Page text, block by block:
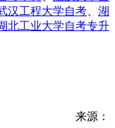
汉工程大学自考
湖
北工业大学自考专升
来源：